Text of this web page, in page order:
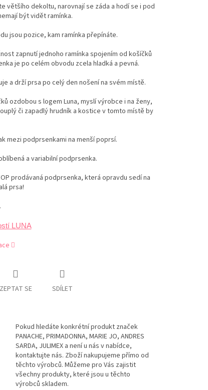
většího dekoltu, narovnají se záda a hodí se i pod
být vidět ramínka.
jsou pozice, kam ramínka přepínáte.
zapnutí jednoho ramínka spojením od košíčků
je po celém obvodu zcela hladká a pevná.
a drží prsa po celý den nošení na svém místě.
ozdobou s logem Luna, myslí výrobce i na ženy,
či zapadlý hrudník a kostice v tomto místě by
mezi podprsenkami na menší poprsí.
a variabilní podprsenka.
prodávaná podprsenka, která opravdu sedí na
prsa!
LUNA
ZEPTAT SE SDÍLET
Pokud hledáte konkrétní produkt značek
PANACHE, PRIMADONNA, MARIE JO, ANDRES
SARDA, JULIMEX a není u nás v nabídce,
kontaktujte nás. Zboží nakupujeme přímo od
těchto výrobců. Můžeme pro Vás zajistit
všechny produkty, které jsou u těchto
výrobců skladem.